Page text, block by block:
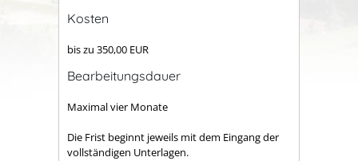
Kosten
bis zu 350,00 EUR
Bearbeitungsdauer
Maximal vier Monate
Die Frist beginnt jeweils mit dem Eingang der
vollständigen Unterlagen.